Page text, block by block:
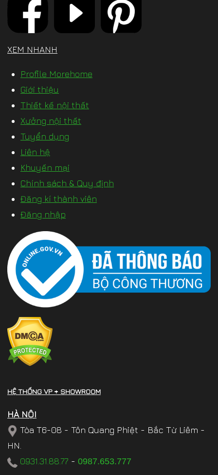
XEM NHANH
Profile Morehome
Giới thiệu
Thiết kế nội thất
Xưởng nội thất
Tuyển dụng
Liên hệ
Khuyến mại
Chính sách & Quy định
Đăng kí thành viên
Đăng nhập
HỆ THỐNG VP + SHOWROOM
HÀ NỘI
Tòa T6-08 - Tôn Quang Phiệt - Bắc Từ Liêm -
HN.
0931.31.88.77 - 0987.653.777